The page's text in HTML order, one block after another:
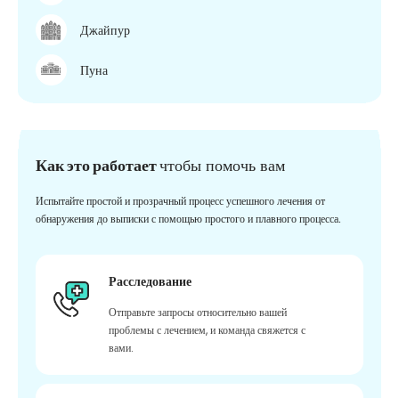
Джайпур
Пуна
Как это работаетчтобы помочь вам
Испытайте простой и прозрачный процесс успешного лечения от
обнаружения до выписки с помощью простого и плавного процесса.
Расследование
Отправьте запросы относительно вашей
проблемы с лечением, и команда свяжется с
вами.